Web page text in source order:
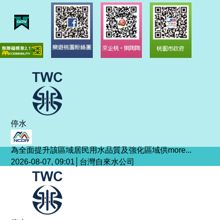
停水
為全面提升該區域居民用水品質及強化區域供more...
2026-08-07, 09:01│台灣自來水公司